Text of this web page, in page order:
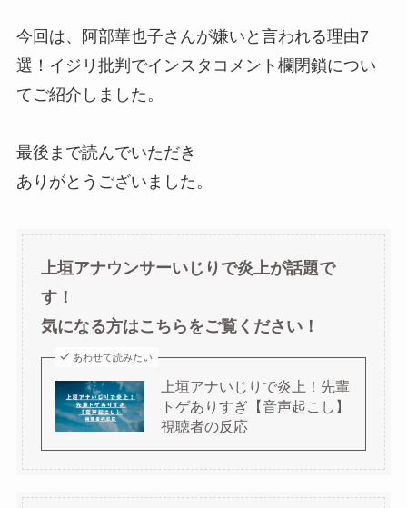
今回は、阿部華也子さんが嫌いと言われる理由7
選！イジリ批判でインスタコメント欄閉鎖につい
てご紹介しました。
最後まで読んでいただき
ありがとうございました。
上垣アナウンサーいじりで炎上が話題で
す！
気になる方はこちらをご覧ください！
あわせて読みたい
上垣アナいじりで炎上！先輩
トゲありすぎ【音声起こし】
視聴者の反応